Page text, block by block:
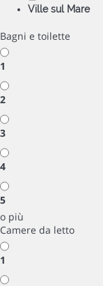
Ville sul Mare
Bagni e toilette
1
2
3
4
5
o più
Camere da letto
1